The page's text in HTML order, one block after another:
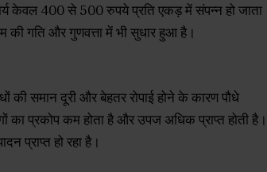
केवल 400 से 500 रुपये प्रति एकड़ में संपन्न हो जाता
गति और गुणवत्ता में भी सुधार हुआ है।
की समान दूरी और बेहतर रोपाई होने के कारण पौधे
प्रकोप कम होता है और उपज अधिक प्राप्त होती है।
प्राप्त हो रहा है।